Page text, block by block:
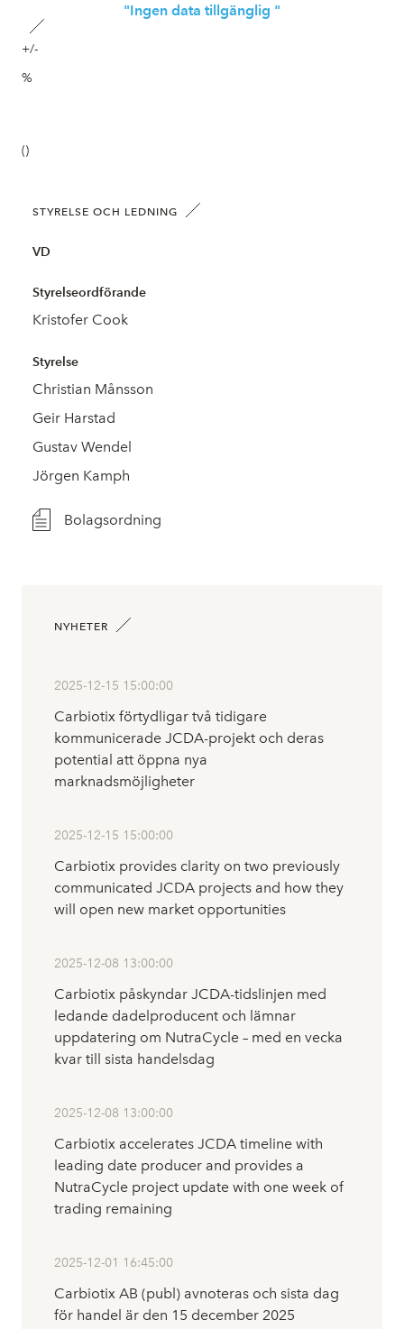
"Ingen data tillgänglig "
+/-
%
()
STYRELSE OCH LEDNING
VD
Styrelseordförande
Kristofer Cook
Styrelse
Christian Månsson
Geir Harstad
Gustav Wendel
Jörgen Kamph
Bolagsordning
NYHETER
2025-12-15 15:00:00
Carbiotix förtydligar två tidigare
kommunicerade JCDA-projekt och deras
potential att öppna nya
marknadsmöjligheter
2025-12-15 15:00:00
Carbiotix provides clarity on two previously
communicated JCDA projects and how they
will open new market opportunities
2025-12-08 13:00:00
Carbiotix påskyndar JCDA-tidslinjen med
ledande dadelproducent och lämnar
uppdatering om NutraCycle – med en vecka
kvar till sista handelsdag
2025-12-08 13:00:00
Carbiotix accelerates JCDA timeline with
leading date producer and provides a
NutraCycle project update with one week of
trading remaining
2025-12-01 16:45:00
Carbiotix AB (publ) avnoteras och sista dag
för handel är den 15 december 2025